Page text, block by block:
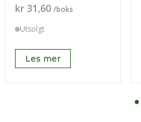
Pris
kr 31,60 /boks
Utsolgt
Les mer